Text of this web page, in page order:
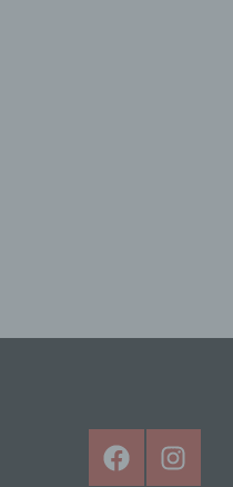
FacebookInstagram